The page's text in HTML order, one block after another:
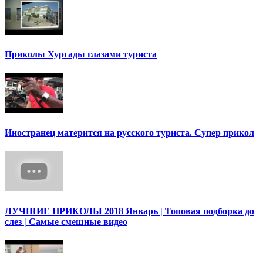
Приколы Хургады глазами туриста
Иностранец матерится на русского туриста. Супер прикол
ЛУЧШИЕ ПРИКОЛЫ 2018 Январь | Топовая подборка до
слез | Самые смешные видео